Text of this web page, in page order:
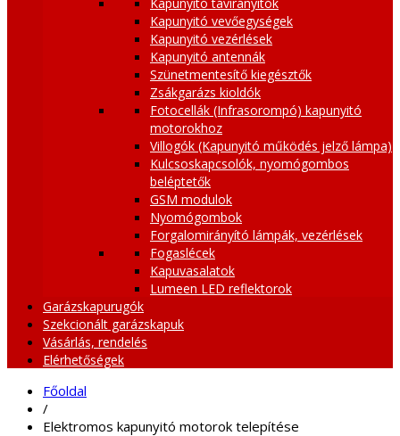
Kapunyitó vevőegységek
Kapunyitó vezérlések
Kapunyitó antennák
Szünetmentesítő kiegésztők
Zsákgarázs kioldók
Fotocellák (Infrasorompó) kapunyitó
motorokhoz
Villogók (Kapunyitó működés jelző lámpa)
Kulcsoskapcsolók, nyomógombos
beléptetők
GSM modulok
Nyomógombok
Forgalomirányító lámpák, vezérlések
Fogaslécek
Kapuvasalatok
Lumeen LED reflektorok
Garázskapurugók
Szekcionált garázskapuk
Vásárlás, rendelés
Elérhetőségek
Főoldal
/
Elektromos kapunyitó motorok telepítése